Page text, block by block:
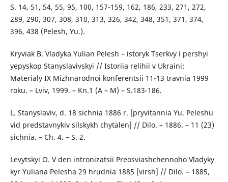
S. 14, 51, 54, 55, 95, 100, 157-159, 162, 186, 233, 271, 272,
289, 290, 307, 308, 310, 313, 326, 342, 348, 351, 371, 374,
396, 438 (Pelesh, Yu.).
Kryviak B. Vladyka Yulian Pelesh – istoryk Tserkvy i pershyi
yepyskop Stanyslavivskyi // Istoriia relihii v Ukraini:
Materialy IX Mizhnarodnoi konferentsii 11-13 travnia 1999
roku. – Lviv, 1999. – Kn.1 (A – M) – S.183-186.
L. Stanyslaviv, d. 18 sichnia 1886 r. [pryvitannia Yu. Peleshu
vid predstavnykiv silskykh chytalen] // Dilo. – 1886. – 11 (23)
sichnia. – Ch. 4. – S. 2.
Levytskyi O. V den intronizatsii Preosviashchennoho Vladyky
kyr Yuliana Pelesha 29 hrudnia 1885 [virsh] // Dilo. – 1885,